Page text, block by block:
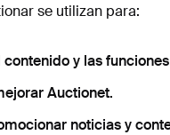
se utilizan para:
contenido y las
Auctionet.
noticias y